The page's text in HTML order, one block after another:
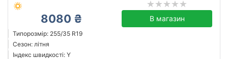
8080 ₴ В магазин
Типорозмір: 255/35 R19
Сезон: літня
Індекс швидкості: Y